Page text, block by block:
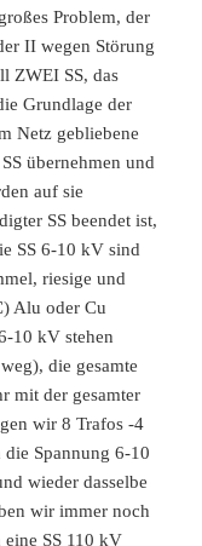
Problem, der
II wegen Störung
ZWEI SS, das
Grundlage der
Netz gebliebene
übernehmen und
auf sie
SS beendet ist,
SS 6-10 kV sind
riesige und
Alu oder Cu
10 kV stehen
die gesamte
mit der gesamter
wir 8 Trafos -4
Spannung 6-10
wieder dasselbe
wir immer noch
SS 110 kV